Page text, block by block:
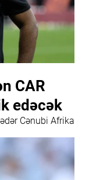
CAR
edəcək
Cənubi Afrika